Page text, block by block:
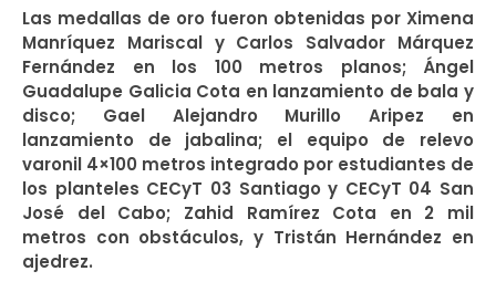
Las medallas de oro fueron obtenidas por Ximena
Manríquez Mariscal y Carlos Salvador Márquez
Fernández en los 100 metros planos; Ángel
Guadalupe Galicia Cota en lanzamiento de bala y
disco; Gael Alejandro Murillo Aripez en
lanzamiento de jabalina; el equipo de relevo
varonil 4×100 metros integrado por estudiantes de
los planteles CECyT 03 Santiago y CECyT 04 San
José del Cabo; Zahid Ramírez Cota en 2 mil
metros con obstáculos, y Tristán Hernández en
ajedrez.